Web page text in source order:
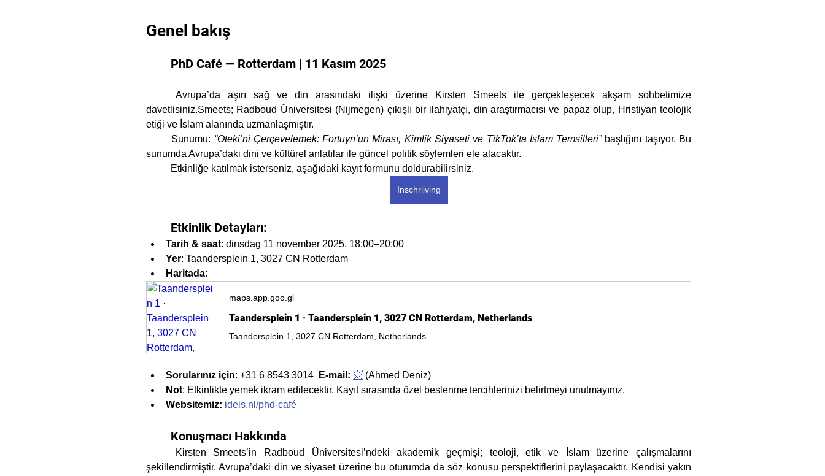
Genel bakış
PhD Café — Rotterdam | 11 Kasım 2025
davetlisiniz.Smeets; Radboud Üniversitesi (Nijmegen) çıkışlı bir ilahiyatçı, din araştırmacısı ve papaz olup, Hristiyan teolojik
etiği ve İslam alanında uzmanlaşmıştır.
	Sunumu:
“Öteki’ni Çerçevelemek: Fortuyn’un Mirası, Kimlik Siyaseti ve TikTok’ta İslam Temsilleri” başlığını taşıyor. Bu
sunumda Avrupa’daki dini ve kültürel anlatılar ile güncel politik söylemleri ele alacaktır.
	Etkinliğe katılmak isterseniz, aşağıdaki kayıt formunu doldurabilirsiniz.
Inschrijving
Etkinlik Detayları:
Tarih & saat: dinsdag 11 november 2025, 18:00–20:00
Yer: Taandersplein 1, 3027 CN Rotterdam
Haritada:
maps.app.goo.gl
Taandersplein 1 · Taandersplein 1, 3027 CN Rotterdam, Netherlands
Taandersplein 1, 3027 CN Rotterdam, Netherlands
Sorularınız için: +31 6 8543 3014 E-mail: 📨 (Ahmed Deniz)
Not: Etkinlikte yemek ikram edilecektir. Kayıt sırasında özel beslenme tercihlerinizi belirtmeyi unutmayınız.
Websitemiz: ideis.nl/phd-café
	Konuşmacı Hakkında
şekillendirmiştir. Avrupa’daki din ve siyaset üzerine bu oturumda da söz konusu perspektiflerini paylaşacaktır. Kendisi yakın